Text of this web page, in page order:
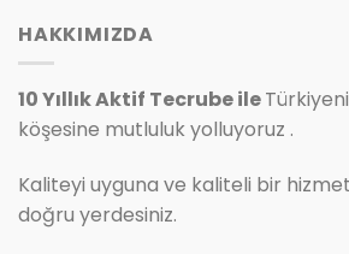
HAKKIMIZDA
10 Yıllık Aktif Tecrube ile
köşesine mutluluk yolluyoruz .
Kaliteyi uyguna ve kaliteli bir
doğru yerdesiniz.